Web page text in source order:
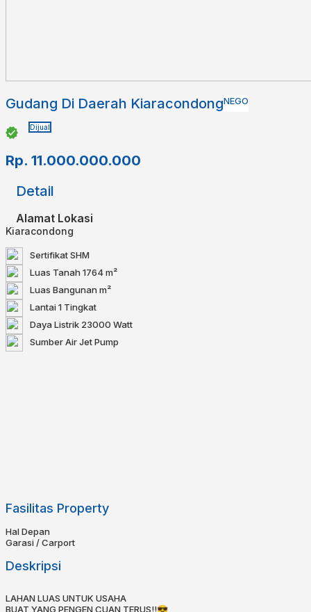
Gudang Di Daerah KiaracondongNEGO
Dijual
Rp. 11.000.000.000
Detail
Alamat Lokasi
Kiaracondong
SertifikatSHM
Luas Tanah 1764 m²
Luas Bangunan m²
Lantai1 Tingkat
Daya Listrik 23000 Watt
Sumber AirJet Pump
Fasilitas Property
Hal Depan
Garasi / Carport
Deskripsi
LAHAN LUAS UNTUK USAHA
BUAT YANG PENGEN CUAN TERUS!!😎